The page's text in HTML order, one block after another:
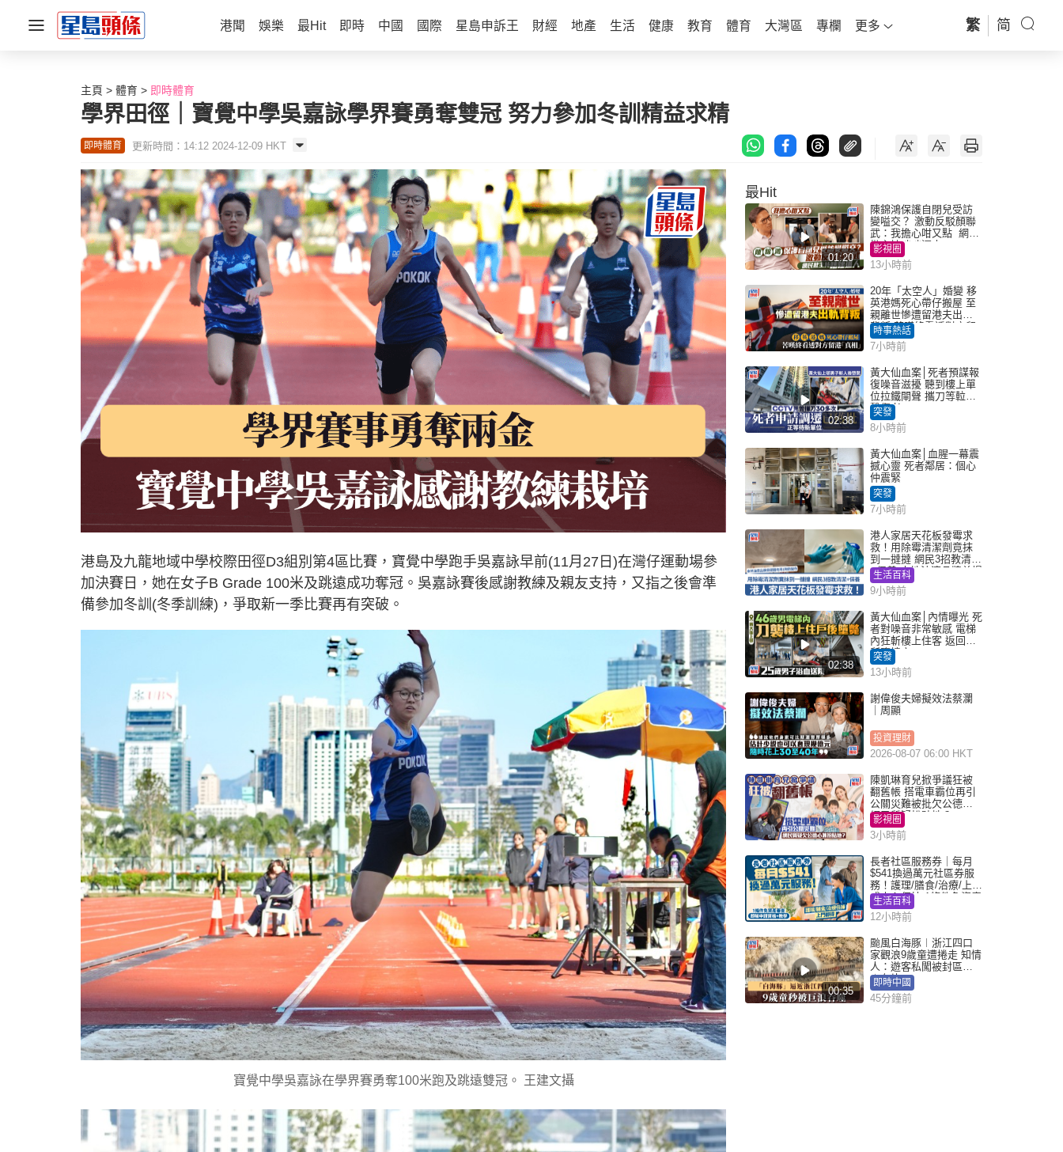
港聞 娛樂 最Hit 即時 中國 國際 星島申訴王 財經 地產 生活 健康 教育 體育 大灣區 專欄 更多 繁 简
主頁 體育 即時體育
學界田徑｜寶覺中學吳嘉詠學界賽勇奪雙冠 努力參加冬訓精益求精
即時體育 更新時間：14:12 2024-12-09 HKT
港島及九龍地域中學校際田徑D3組別第4區比賽，寶覺中學跑手吳嘉詠早前(11月27日)在灣仔運動場參
加決賽日，她在女子B Grade 100米及跳遠成功奪冠。吳嘉詠賽後感謝教練及親友支持，又指之後會準
備參加冬訓(冬季訓練)，爭取新一季比賽再有突破。
寶覺中學吳嘉詠在學界賽勇奪100米跑及跳遠雙冠。 王建文攝
最Hit
01:20
陳錦鴻保護自閉兒受訪
變嗌交？ 激動反駁顏聯
武：我擔心咁又點 網民
批主持咄咄逼人
影視圈
13小時前
20年「太空人」婚變 移
英港媽死心帶仔搬屋 至
親離世慘遭留港夫出軌
背叛 苦嘆終看透對方留
港「真相」｜Juicy叮
時事熱話
7小時前
02:38
黃大仙血案│死者預謀報
復噪音滋擾 聽到樓上單
位拉鐵閘聲 攜刀等𨋢伏
擊傷者
突發
8小時前
黃大仙血案│血腥一幕震
撼心靈 死者鄰居：個心
仲震緊
突發
7小時前
港人家居天花板發霉求
救！用除霉清潔劑竟抹
到一撻撻 網民3招教清潔
+保養 本地油漆品牌曾提
醒勿用1物防變色
生活百科
9小時前
02:38
黃大仙血案│內情曝光 死
者對噪音非常敏感 電梯
內狂斬樓上住客 返回住
所墮樓亡
突發
13小時前
謝偉俊夫婦擬效法蔡瀾
｜周顯
投資理財
2026-08-07 06:00 HKT
陳凱琳育兒掀爭議狂被
翻舊帳 搭電車霸位再引
公關災難被批欠公德心
網民質疑扮貼地？
影視圈
3小時前
長者社區服務券｜每月
$541換過萬元社區券服
務！護理/膳食/治療/上門
或中心任揀 1條件免資產
審查（附申請資格及教
學）
生活百科
12小時前
00:35
颱風白海豚︱浙江四口
家觀浪9歲童遭捲走 知情
人：遊客私闖被封區域
︱有片
即時中國
45分鐘前